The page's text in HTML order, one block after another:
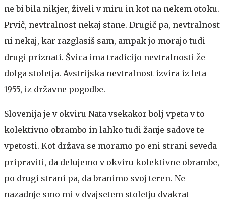
ne bi bila nikjer, živeli v miru in kot na nekem otoku.
Prvič, nevtralnost nekaj stane. Drugič pa, nevtralnost
ni nekaj, kar razglasiš sam, ampak jo morajo tudi
drugi priznati. Švica ima tradicijo nevtralnosti že
dolga stoletja. Avstrijska nevtralnost izvira iz leta
1955, iz državne pogodbe.
Slovenija je v okviru Nata vsekakor bolj vpeta v to
kolektivno obrambo in lahko tudi žanje sadove te
vpetosti. Kot država se moramo po eni strani seveda
pripraviti, da delujemo v okviru kolektivne obrambe,
po drugi strani pa, da branimo svoj teren. Ne
nazadnje smo mi v dvajsetem stoletju dvakrat